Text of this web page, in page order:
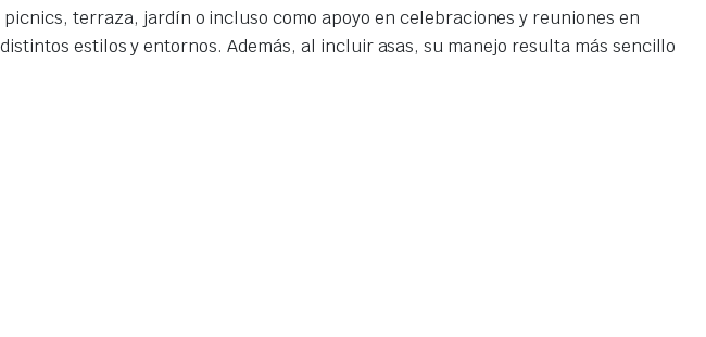
terraza, jardín o incluso como apoyo en celebraciones y reuniones en
estilos y entornos. Además, al incluir asas, su manejo resulta más sencillo